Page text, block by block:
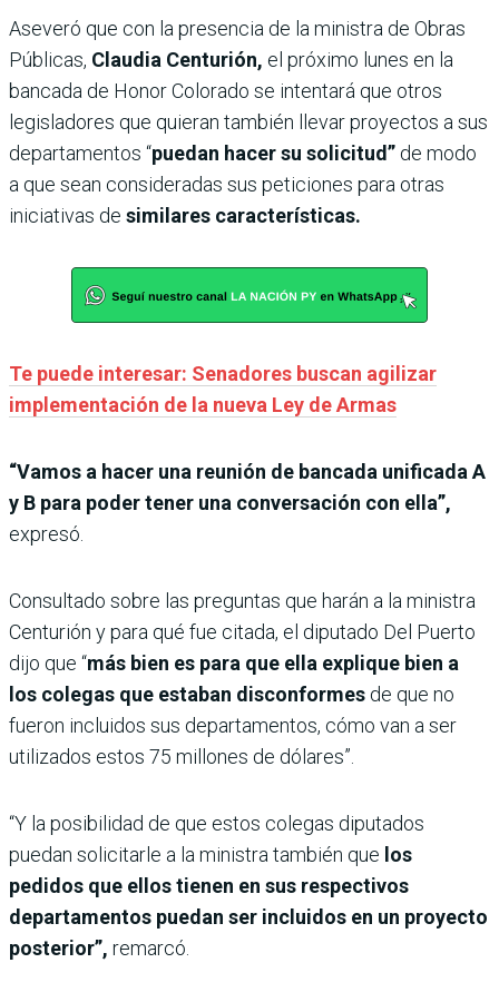
Aseveró que con la presencia de la ministra de Obras
Públicas, Claudia Centurión, el próximo lunes en la
bancada de Honor Colorado se intentará que otros
legisladores que quieran también llevar proyectos a sus
departamentos “puedan hacer su solicitud” de modo
a que sean consideradas sus peticiones para otras
iniciativas de similares características.
Te puede interesar: Senadores buscan agilizar
implementación de la nueva Ley de Armas
“Vamos a hacer una reunión de bancada unificada A
y B para poder tener una conversación con ella”,
expresó.
Consultado sobre las preguntas que harán a la ministra
Centurión y para qué fue citada, el diputado Del Puerto
dijo que “más bien es para que ella explique bien a
los colegas que estaban disconformes de que no
fueron incluidos sus departamentos, cómo van a ser
utilizados estos 75 millones de dólares”.
“Y la posibilidad de que estos colegas diputados
puedan solicitarle a la ministra también que los
pedidos que ellos tienen en sus respectivos
departamentos puedan ser incluidos en un proyecto
posterior”, remarcó.